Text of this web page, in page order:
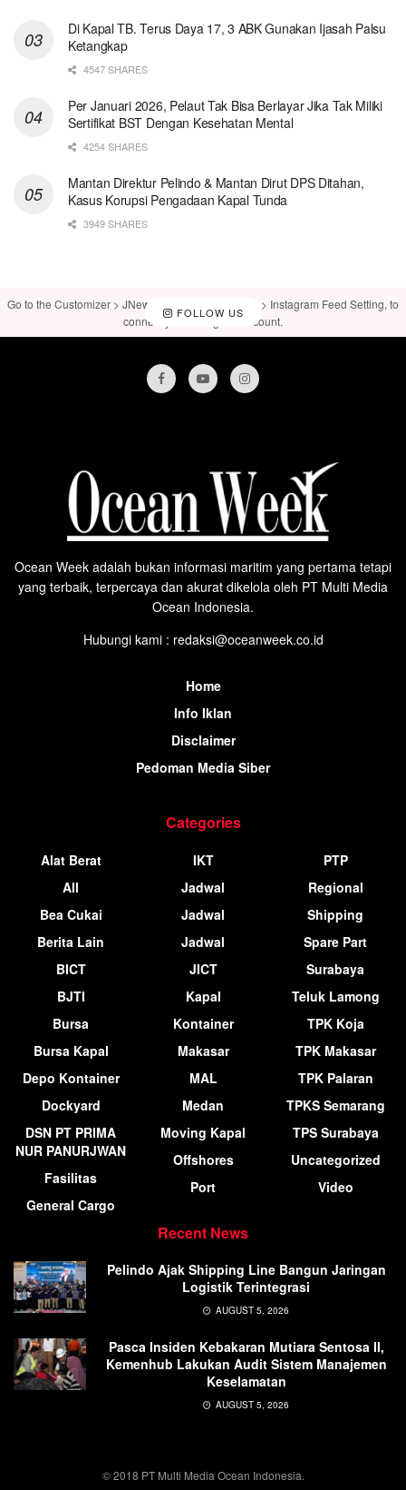
Di Kapal TB. Terus Daya 17, 3 ABK Gunakan Ijasah Palsu
Ketangkap
4547 SHARES
Per Januari 2026, Pelaut Tak Bisa Berlayar Jika Tak Miliki
Sertifikat BST Dengan Kesehatan Mental
4254 SHARES
Mantan Direktur Pelindo & Mantan Dirut DPS Ditahan,
Kasus Korupsi Pengadaan Kapal Tunda
3949 SHARES
FOLLOW US
Go to the Customizer > JNews : Social, Like & View > Instagram Feed Setting, to
connect your Instagram account.
Ocean Week adalah bukan informasi maritim yang pertama tetapi
yang terbaik, terpercaya dan akurat dikelola oleh PT Multi Media
Ocean Indonesia.
Hubungi kami : redaksi@oceanweek.co.id
Home
Info Iklan
Disclaimer
Pedoman Media Siber
Categories
Alat Berat
All
Bea Cukai
Berita Lain
BICT
BJTI
Bursa
Bursa Kapal
Depo Kontainer
Dockyard
DSN PT PRIMA
NUR PANURJWAN
Fasilitas
General Cargo
IKT
Jadwal
Jadwal
Jadwal
JICT
Kapal
Kontainer
Makasar
MAL
Medan
Moving Kapal
Offshores
Port
PTP
Regional
Shipping
Spare Part
Surabaya
Teluk Lamong
TPK Koja
TPK Makasar
TPK Palaran
TPKS Semarang
TPS Surabaya
Uncategorized
Video
Recent News
Pelindo Ajak Shipping Line Bangun Jaringan
Logistik Terintegrasi
AUGUST 5, 2026
Pasca Insiden Kebakaran Mutiara Sentosa II,
Kemenhub Lakukan Audit Sistem Manajemen
Keselamatan
AUGUST 5, 2026
© 2018 PT Multi Media Ocean Indonesia.